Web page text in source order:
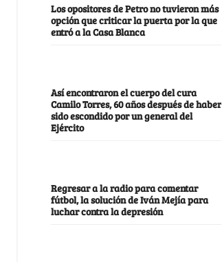
Los opositores de Petro no tuvieron más
opción que criticar la puerta por la que
entró a la Casa Blanca
Así encontraron el cuerpo del cura
Camilo Torres, 60 años después de haber
sido escondido por un general del
Ejército
Regresar a la radio para comentar
fútbol, la solución de Iván Mejía para
luchar contra la depresión